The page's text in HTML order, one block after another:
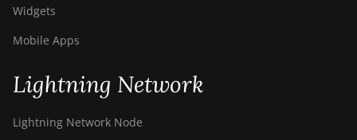
Widgets
Mobile Apps
Lightning Network
Lightning Network Node